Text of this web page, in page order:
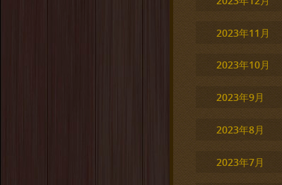
2023年11月
2023年10月
2023年9月
2023年8月
2023年7月